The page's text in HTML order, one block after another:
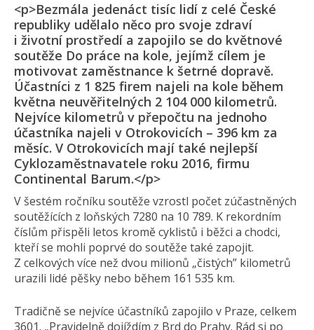
<p>Bezmála jedenáct tisíc lidí z celé České
republiky udělalo něco pro svoje zdraví
i životní prostředí a zapojilo se do květnové
soutěže Do práce na kole, jejímž cílem je
motivovat zaměstnance k šetrné dopravě.
Účastníci z 1 825 firem najeli na kole během
května neuvěřitelných 2 104 000 kilo­metrů.
Nejvíce kilometrů v přepočtu na jednoho
účastníka najeli v Otrokovicích – 396 km za
měsíc. V Otrokovicích mají také nejlepší
Cyklozaměstnavatele roku 2016, firmu
Continental Barum.</p>
V šestém ročníku soutěže vzrostl počet zúčastněných
soutěžících z loňských 7280 na 10 789. K rekordním
číslům přispěli letos kromě cyklistů i běžci a chodci,
kteří se mohli poprvé do soutěže také zapojit.
Z celkových více než dvou milionů „čistých” kilometrů
urazili lidé pěšky nebo během 161 535 km.
Tradičně se nejvíce účastníků zapojilo v Praze, celkem
3601. „Pravidelně dojíždím z Brd do Prahy. Rád si po